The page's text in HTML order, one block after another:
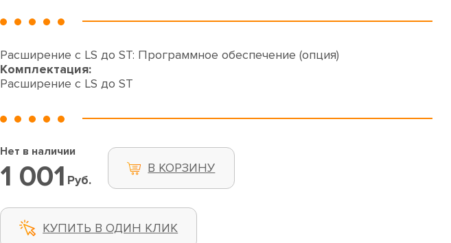
Расширение с LS до ST: Программное обеспечение (опция)
Комплектация:
Расширение с LS до ST
Нет в наличии
1 001 Руб.
В КОРЗИНУ
КУПИТЬ В ОДИН КЛИК